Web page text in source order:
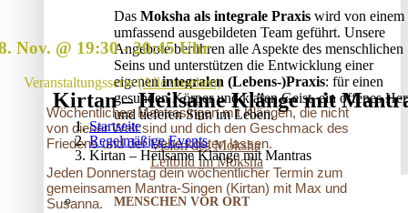
Das Moksha als integrale Praxis wird von einem
umfassend ausgebildeten Team geführt. Unsere
Angebote berühren alle Aspekte des menschlichen
Seins und unterstützen die Entwicklung einer
eigenenintegralen (Lebens-)Praxis: für einen
gesunden Körper und klaren Geist, ein offenes
und tieferen Sinn im Leben.
Vision des Moksha
Leitbild im Moksha
MENSCHEN VOR ORT
Kirtan – Heilsame Klänge mit
Startseite
Regelmäßige Events
Kirtan – Heilsame Klänge mit Mantras
Nov. @ 19:30-20:45
Veranstaltungsserie(Alle ansehen)
Wöchentliches Mantrasingen mit Klängen, die nicht
von dieser Welt sind und dich den Geschmack des
Friedens und der Liebe kosten lassen.
Jeden Donnerstag dein wöchentlicher Termin zum
gemeinsamen Mantra-Singen (Kirtan) mit Max und
Susanna.
20. SEP. @ 16:00